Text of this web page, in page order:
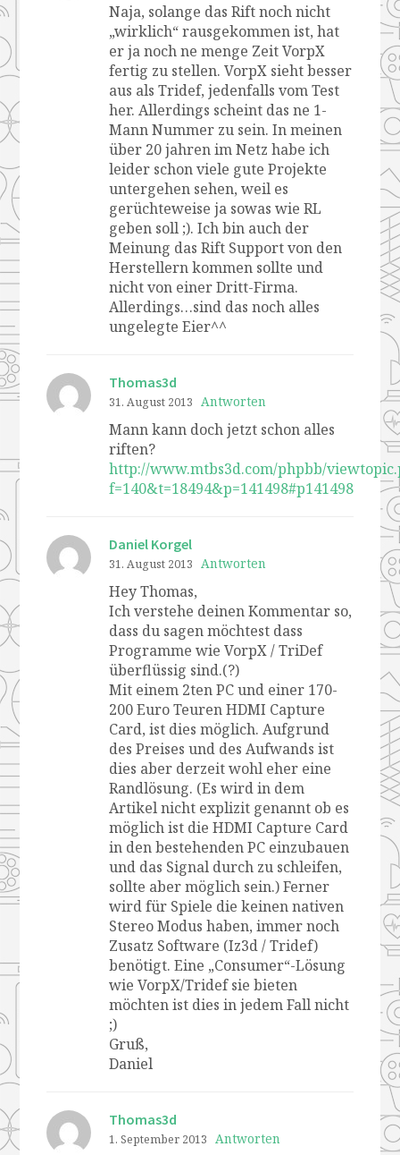
Naja, solange das Rift noch nicht
„wirklich“ rausgekommen ist, hat
er ja noch ne menge Zeit VorpX
fertig zu stellen. VorpX sieht besser
aus als Tridef, jedenfalls vom Test
her. Allerdings scheint das ne 1-
Mann Nummer zu sein. In meinen
über 20 jahren im Netz habe ich
leider schon viele gute Projekte
untergehen sehen, weil es
gerüchteweise ja sowas wie RL
geben soll ;). Ich bin auch der
Meinung das Rift Support von den
Herstellern kommen sollte und
nicht von einer Dritt-Firma.
Allerdings…sind das noch alles
ungelegte Eier^^
Thomas3d
31. August 2013 Antworten
Mann kann doch jetzt schon alles
riften?
http://www.mtbs3d.com/phpbb/
f=140&t=18494&p=141498#p141498
Daniel Korgel
31. August 2013 Antworten
Hey Thomas,
Ich verstehe deinen Kommentar so,
dass du sagen möchtest dass
Programme wie VorpX / TriDef
überflüssig sind.(?)
Mit einem 2ten PC und einer 170-
200 Euro Teuren HDMI Capture
Card, ist dies möglich. Aufgrund
des Preises und des Aufwands ist
dies aber derzeit wohl eher eine
Randlösung. (Es wird in dem
Artikel nicht explizit genannt ob es
möglich ist die HDMI Capture Card
in den bestehenden PC einzubauen
und das Signal durch zu schleifen,
sollte aber möglich sein.) Ferner
wird für Spiele die keinen nativen
Stereo Modus haben, immer noch
Zusatz Software (Iz3d / Tridef)
benötigt. Eine „Consumer“-Lösung
wie VorpX/Tridef sie bieten
möchten ist dies in jedem Fall nicht
;)
Gruß,
Daniel
Thomas3d
1. September 2013 Antworten